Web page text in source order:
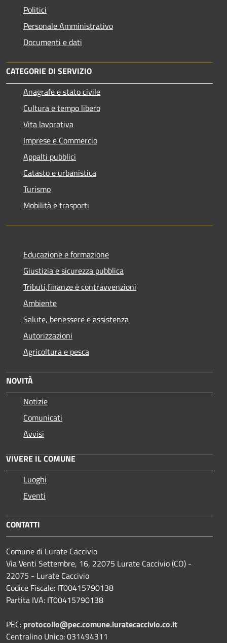
Politici
Personale Amministrativo
Documenti e dati
CATEGORIE DI SERVIZIO
Anagrafe e stato civile
Cultura e tempo libero
Vita lavorativa
Imprese e Commercio
Appalti pubblici
Catasto e urbanistica
Turismo
Mobilità e trasporti
Educazione e formazione
Giustizia e sicurezza pubblica
Tributi,finanze e contravvenzioni
Ambiente
Salute, benessere e assistenza
Autorizzazioni
Agricoltura e pesca
NOVITÀ
Notizie
Comunicati
Avvisi
VIVERE IL COMUNE
Luoghi
Eventi
CONTATTI
Comune di Lurate Caccivio
Via Venti Settembre, 16, 22075 Lurate Caccivio (CO) -
22075 - Lurate Caccivio
Codice Fiscale: IT00415790138
Partita IVA: IT00415790138
PEC: protocollo@pec.comune.luratecaccivio.co.it
Centralino Unico: 031494311